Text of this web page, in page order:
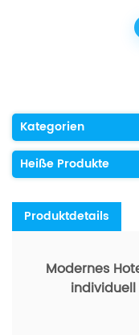
Kategorien
Heiße Produkte
Produktdetails
Modernes